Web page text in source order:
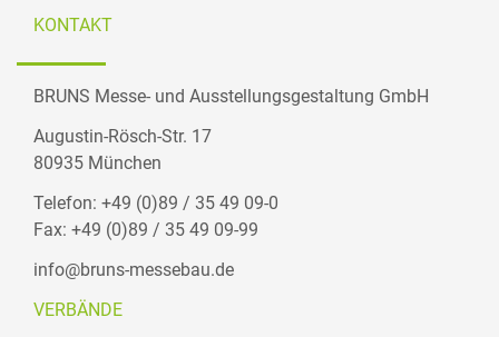
KONTAKT
BRUNS Messe- und Ausstellungsgestaltung GmbH
Augustin-Rösch-Str. 17
80935 München
Telefon: +49 (0)89 / 35 49 09-0
Fax: +49 (0)89 / 35 49 09-99
info@bruns-messebau.de
VERBÄNDE